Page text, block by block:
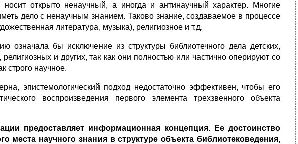
открыто ненаучный, а иногда и антинаучный характер. Многие
дело с ненаучным знанием. Таково знание, создаваемое в процессе
литература, музыка), религиозное и т.д.
означала бы исключение из структуры библиотечного дела детских,
и других, так как они полностью или частично оперируют со
строго научное.
эпистемологический подход недостаточно эффективен, чтобы его
воспроизведения первого элемента трехзвенного объекта
предоставляет информационная концепция. Ее достоинство
места научного знания в структуре объекта библиотековедения,